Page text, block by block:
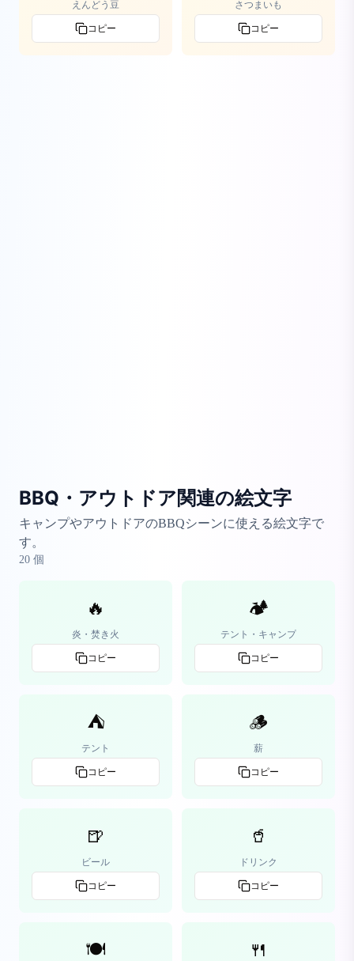
えんどう豆
コピー
さつまいも
コピー
BBQ・アウトドア関連の絵文字
キャンプやアウトドアのBBQシーンに使える絵文字で
す。
20 個
🔥
炎・焚き火
コピー
🏕️
テント・キャンプ
コピー
⛺
テント
コピー
🪵
薪
コピー
🍺
ビール
コピー
🥤
ドリンク
コピー
🍽️ 🍴